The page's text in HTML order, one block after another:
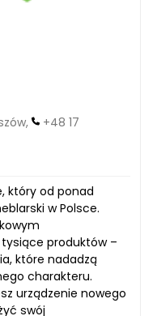
+48 17
który od ponad
w Polsce.
produktów –
które nadadzą
charakteru.
urządzenie nowego
swój